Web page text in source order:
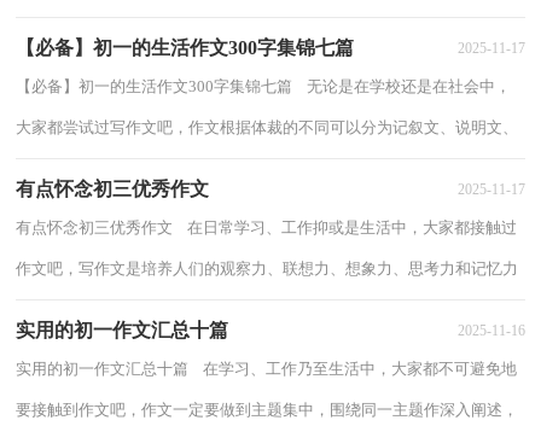
【必备】初一的生活作文300字集锦七篇 2025-11-17
【必备】初一的生活作文300字集锦七篇 无论是在学校还是在社会中，
大家都尝试过写作文吧，作文根据体裁的不同可以分为记叙文、说明文、
有点怀念初三优秀作文 2025-11-17
有点怀念初三优秀作文 在日常学习、工作抑或是生活中，大家都接触过
作文吧，写作文是培养人们的观察力、联想力、想象力、思考力和记忆力
实用的初一作文汇总十篇 2025-11-16
实用的初一作文汇总十篇 在学习、工作乃至生活中，大家都不可避免地
要接触到作文吧，作文一定要做到主题集中，围绕同一主题作深入阐述，